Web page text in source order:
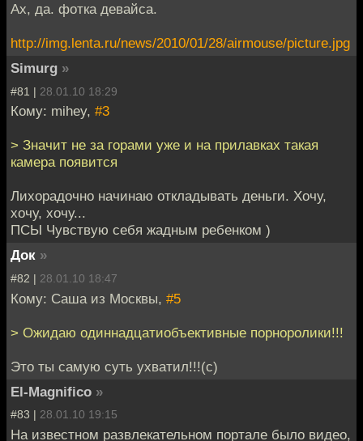
Ах, да. фотка девайса.
http://img.lenta.ru/news/2010/01/28/airmouse/picture.jpg
Simurg »
#81 | 28.01.10 18:29
Кому: mihey, #3
> Значит не за горами уже и на прилавках такая
камера появится
Лихорадочно начинаю откладывать деньги. Хочу,
хочу, хочу...
ПСЫ Чувствую себя жадным ребенком )
Док »
#82 | 28.01.10 18:47
Кому: Саша из Москвы, #5
> Ожидаю одиннадцатиобъективные порноролики!!!
Это ты самую суть ухватил!!!(с)
El-Magnifico »
#83 | 28.01.10 19:15
На известном развлекательном портале было видео,